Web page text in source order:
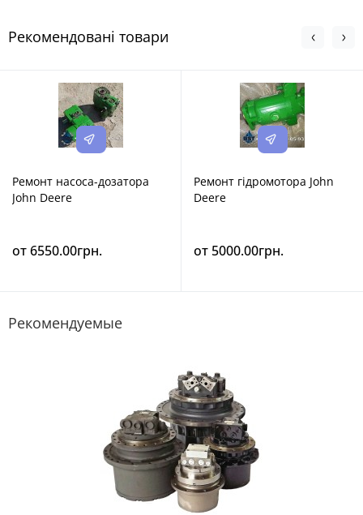
Рекомендовані товари
Ремонт насоса-дозатора
John Deere
от 6550.00грн.
Ремонт гідромотора John
Deere
от 5000.00грн.
Рекомендуемые